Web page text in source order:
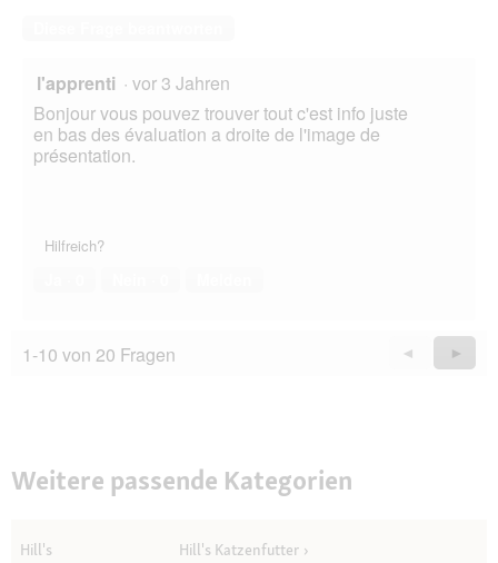
l'apprenti · vor 3 Jahren
Bonjour vous pouvez trouver tout c'est info juste
en bas des évaluation a droite de l'image de
présentation.
Hilfreich?
1-10 von 20 Fragen
Zurück
Questions
◄
Weiter
►
Weitere passende Kategorien
Hill's
Hill's Katzenfutter